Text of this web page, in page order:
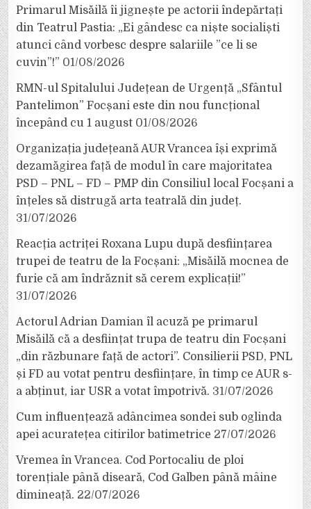
Primarul Misăilă îi jignește pe actorii îndepărtați
din Teatrul Pastia: „Ei gândesc ca niște socialiști
atunci când vorbesc despre salariile ”ce li se
cuvin”!” 01/08/2026
RMN-ul Spitalului Județean de Urgență „Sfântul
Pantelimon” Focșani este din nou funcțional
începând cu 1 august 01/08/2026
Organizația județeană AUR Vrancea își exprimă
dezamăgirea față de modul în care majoritatea
PSD – PNL – FD – PMP din Consiliul local Focșani a
înțeles să distrugă arta teatrală din județ.
31/07/2026
Reacția actriței Roxana Lupu după desființarea
trupei de teatru de la Focșani: „Misăilă mocnea de
furie că am îndrăznit să cerem explicații!”
31/07/2026
Actorul Adrian Damian îl acuză pe primarul
Misăilă că a desființat trupa de teatru din Focșani
„din răzbunare față de actori”. Consilierii PSD, PNL
și FD au votat pentru desființare, în timp ce AUR s-
a abținut, iar USR a votat împotrivă. 31/07/2026
Cum influențează adâncimea sondei sub oglinda
apei acuratețea citirilor batimetrice 27/07/2026
Vremea în Vrancea. Cod Portocaliu de ploi
torențiale până diseară, Cod Galben până mâine
dimineață. 22/07/2026